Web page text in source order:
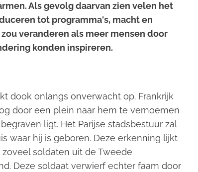
Als gevolg daarvan zien velen het
tot programma's, macht en
veranderen als meer mensen door
konden inspireren.
dook onlangs onverwacht op. Frankrijk
door een plein naar hem te vernoemen
ligt. Het Parijse stadsbestuur zal
waar hij is geboren. Deze erkenning lijkt
soldaten uit de Tweede
Deze soldaat verwierf echter faam door